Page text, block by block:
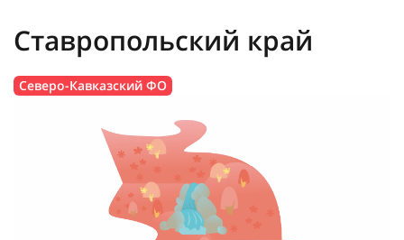
Ставропольский край
Северо-Кавказский ФО